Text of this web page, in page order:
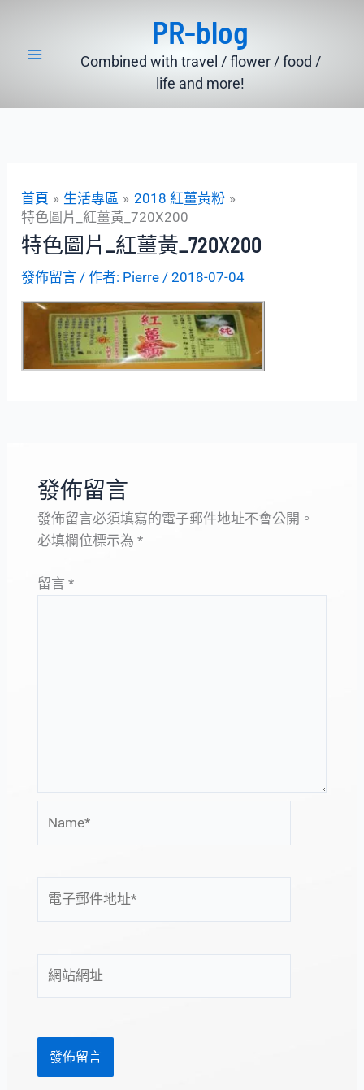
PR-blog
Combined with travel / flower / food /
life and more!
首頁 生活專區
2018 紅薑黃粉
特色圖片_紅薑黃_720X200
特色圖片_紅薑黃_720X200
發佈留言 / 作者: Pierre /2018-07-04
發佈留言
發佈留言必須填寫的電子郵件地址不會公開。
必填欄位標示為 *
留言 *
子
地
站